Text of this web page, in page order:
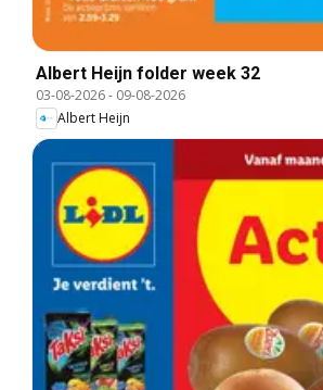
Albert Heijn folder week 32
03-08-2026- 09-08-2026
Albert Heijn